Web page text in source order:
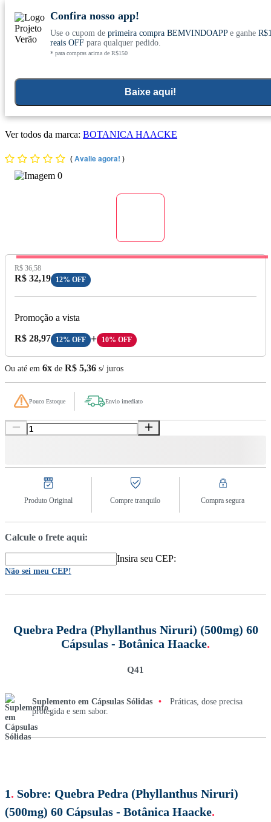
Conheça nosso site novo! E comemore com 0
Confira nosso app!
Use o cupom de primeira compra BEMVINDOAPPe ganhe
reais OFFpara qualquer pedido.
* para compras acima de R$150
Baixe aqui!
Quebra Pedra (Phyllanthus Niruri) (500mg) 60 Cápsulas -
Ver todos da marca: BOTANICA HAACKE
(Avalie agora! )
Preço Original:
R$ 36,58
Preço com Desconto:
R$ 32,19 12% OFF
Promoção a vista
Preço A Vista:
R$ 28,97 12% OFF + 10% OFF
Ou até em 6x de R$ 5,36 s/ juros
Pouco Estoque Envio imediato
Produto Original Compre tranquilo Compra segura
Calcule o frete aqui:
Insira seu CEP:
Não sei meu CEP!
Quebra Pedra (Phyllanthus Niruri) (500mg) 60
Cápsulas - Botânica Haacke.
Q41
Suplemento em Cápsulas Sólidas •
Práticas, dose precisa
protegida e sem sabor.
1. Sobre: Quebra Pedra (Phyllanthus Niruri)
(500mg) 60 Cápsulas - Botânica Haacke.